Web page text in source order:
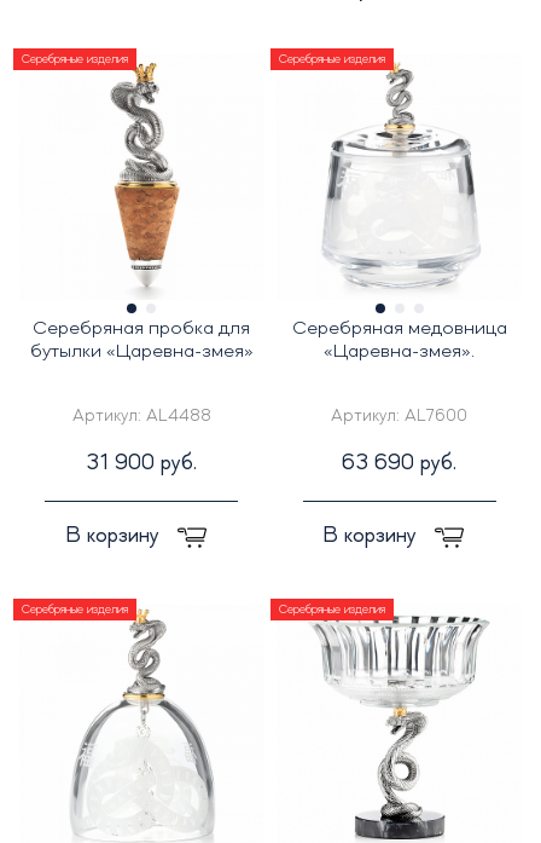
Серебряная пробка для
бутылки «Царевна-змея»
Серебряные изделия
Артикул: AL4488
31 900 руб.
В корзину
Серебряная медовница
«Царевна-змея».
Серебряные изделия
Артикул:AL7600
63 690 руб.
В корзину
Серебряные изделия Серебряные изделия